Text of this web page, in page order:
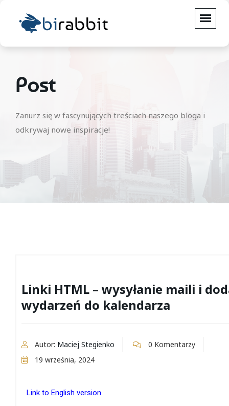
Post
Zanurz się w fascynujących treściach naszego bloga i
odkrywaj nowe inspiracje!
Linki HTML – wysyłanie maili i
wydarzeń do kalendarza
Autor: Maciej Stegienko
0 Komentarzy
19 września, 2024
Link to English version.